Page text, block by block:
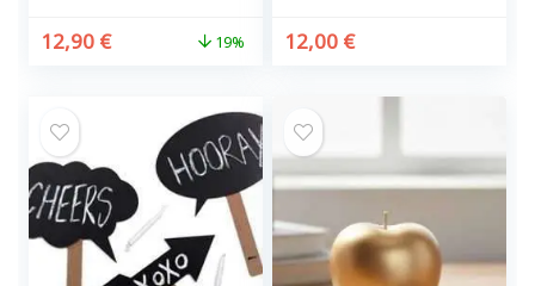
12,90 € 19% 12,00 €